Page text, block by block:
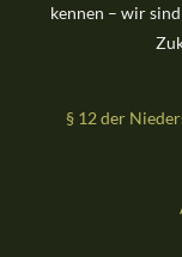
kennen – wir
§ 12 der